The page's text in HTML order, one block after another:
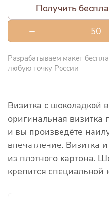
Получить
Разрабатываем макет
любую точку России
Визитка с шоколадкой
оригинальная визитка
и вы произведёте
впечатление. Визитка
из плотного картона.
крепится специальной